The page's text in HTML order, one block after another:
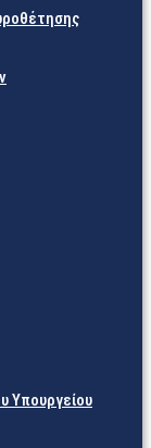
Υπουργείου